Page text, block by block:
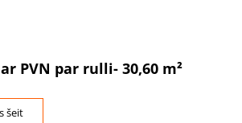
PVN par rulli- 30,60 m²
šeit